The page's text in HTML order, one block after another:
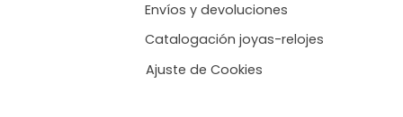
Envíos y devoluciones
Catalogación joyas-relojes
Ajuste de Cookies